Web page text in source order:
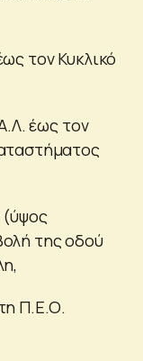
τον Κυκλικό
έως τον
(ύψος
της οδού
Π.Ε.Ο.